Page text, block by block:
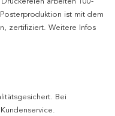
ist mit dem
zertifiziert. Weitere Infos
Bei